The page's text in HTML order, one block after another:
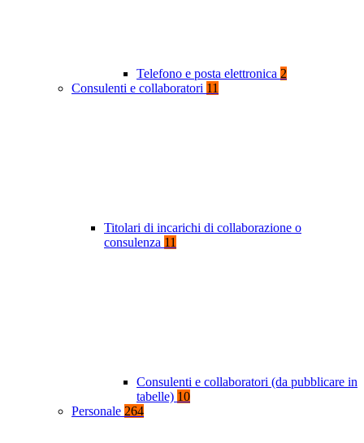
Telefono e posta elettronica 2
Consulenti e collaboratori 11
Titolari di incarichi di collaborazione o
consulenza 11
Consulenti e collaboratori (da pubblicare in
tabelle) 10
Personale 264